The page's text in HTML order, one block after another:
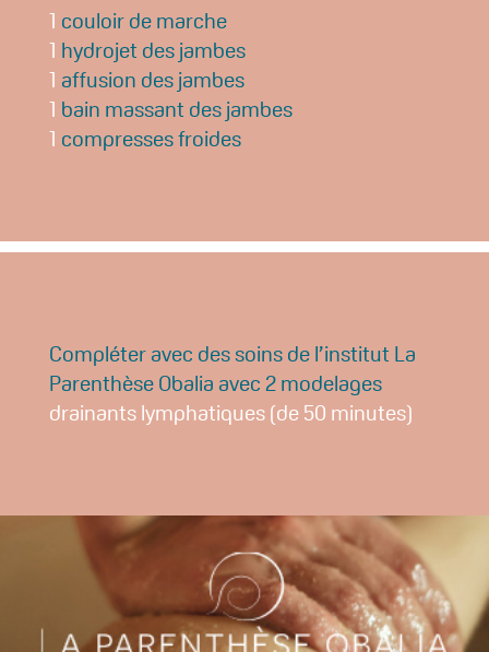
1 couloir de marche
1 hydrojet des jambes
1 affusion des jambes
1 bain massant des jambes
1 compresses froides
Compléter avec des soins de l’institut La
Parenthèse Obalia avec 2 modelages
drainants lymphatiques (de 50 minutes)